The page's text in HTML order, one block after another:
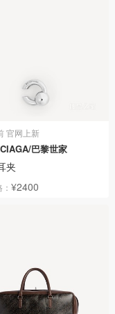
官网上新
巴黎世家
夹
：¥2400